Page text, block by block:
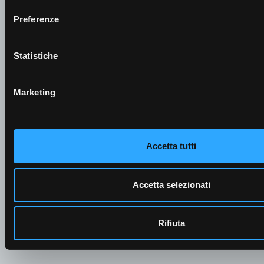
Preferenze
Statistiche
Marketing
Accetta tutti
Accetta selezionati
Rifiuta